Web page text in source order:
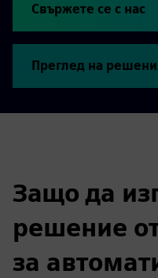
Свържете се с нас
Преглед на
Защо да
решение
за